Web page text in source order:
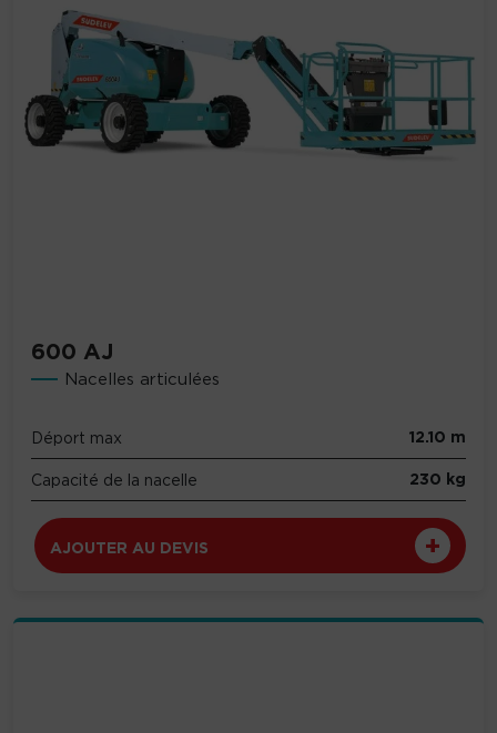
600 AJ
Nacelles articulées
Déport max 12.10 m
Capacité de la nacelle 230 kg
AJOUTER AU DEVIS